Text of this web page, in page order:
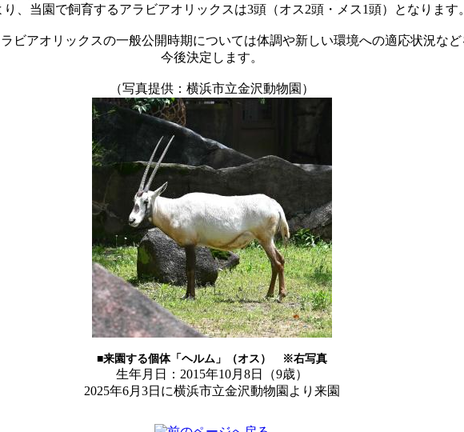
り、当園で飼育するアラビアオリックスは3頭（オス2頭・メス1頭）となります。
ビアオリックスの一般公開時期については体調や新しい環境への適応状況など
今後決定します。
（写真提供：横浜市立金沢動物園）
■来園する個体「ヘルム」（オス） ※右写真
生年月日：2015年10月8日（9歳）
2025年6月3日に横浜市立金沢動物園より来園